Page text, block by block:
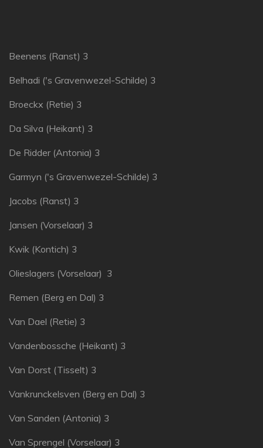
Beenens (Ranst) 3
Belhadi ('s Gravenwezel-Schilde) 3
Broeckx (Retie) 3
Da Silva (Heikant) 3
De Ridder (Antonia) 3
Garmyn ('s Gravenwezel-Schilde) 3
Jacobs (Ranst) 3
Jansen (Vorselaar) 3
Kwik (Kontich) 3
Olieslagers (Vorselaar) 3
Remen (Berg en Dal) 3
Van Dael (Retie) 3
Vandenbossche (Heikant) 3
Van Dorst (Tisselt) 3
Vankrunckelsven (Berg en Dal) 3
Van Sanden (Antonia) 3
Van Sprengel (Vorselaar) 3